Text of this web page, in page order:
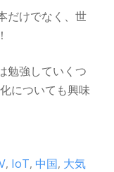
だけでなく、世
勉強していくつ
についても興味
, IoT, 中国, 大気